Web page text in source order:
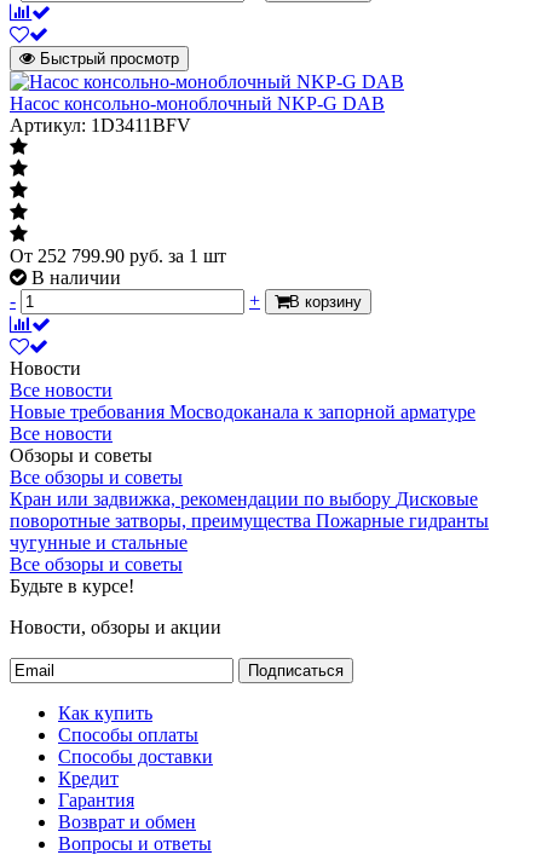
Быстрый просмотр
Насос консольно-моноблочный NKP-G DAB
Артикул: 1D3411BFV
От 252 799.90 руб. за 1 шт
В наличии
-
+ В корзину
Новости
Все новости
Новые требования Мосводоканала к запорной арматуре
Все новости
Обзоры и советы
Все обзоры и советы
Кран или задвижка, рекомендации по выбору Дисковые
поворотные затворы, преимущества Пожарные гидранты
чугунные и стальные
Все обзоры и советы
Будьте в курсе!
Новости, обзоры и акции
Подписаться
Как купить
Способы оплаты
Способы доставки
Кредит
Гарантия
Возврат и обмен
Вопросы и ответы